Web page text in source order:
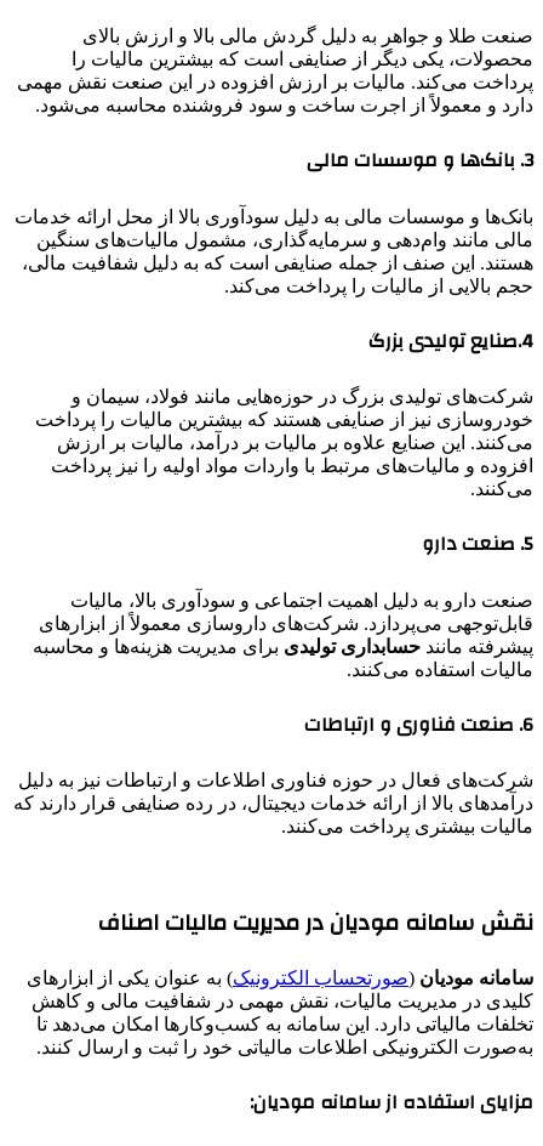
صنعت طلا و جواهر به دلیل گردش مالی بالا و ارزش بالای
محصولات، یکی دیگر از صنایفی است که بیشترین مالیات را
پرداخت می‌کند. مالیات بر ارزش افزوده در این صنعت نقش مهمی
دارد و معمولاً از اجرت ساخت و سود فروشنده محاسبه می‌شود.
3. بانک‌ها و موسسات مالی
بانک‌ها و موسسات مالی به دلیل سودآوری بالا از محل ارائه خدمات
مالی مانند وام‌دهی و سرمایه‌گذاری، مشمول مالیات‌های سنگین
هستند. این صنف از جمله صنایفی است که به دلیل شفافیت مالی،
حجم بالایی از مالیات را پرداخت می‌کند.
4.صنایع تولیدی بزرگ
شرکت‌های تولیدی بزرگ در حوزه‌هایی مانند فولاد، سیمان و
خودروسازی نیز از صنایفی هستند که بیشترین مالیات را پرداخت
می‌کنند. این صنایع علاوه بر مالیات بر درآمد، مالیات بر ارزش
افزوده و مالیات‌های مرتبط با واردات مواد اولیه را نیز پرداخت
می‌کنند.
5. صنعت دارو
صنعت دارو به دلیل اهمیت اجتماعی و سودآوری بالا، مالیات
قابل‌توجهی می‌پردازد. شرکت‌های داروسازی معمولاً از ابزارهای
پیشرفته مانند حسابداری تولیدی برای مدیریت هزینه‌ها و محاسبه
مالیات استفاده می‌کنند.
6. صنعت فناوری و ارتباطات
شرکت‌های فعال در حوزه فناوری اطلاعات و ارتباطات نیز به دلیل
درآمدهای بالا از ارائه خدمات دیجیتال، در رده صنایفی قرار دارند که
مالیات بیشتری پرداخت می‌کنند.
نقش سامانه مودیان در مدیریت مالیات اصناف
سامانه مودیان (صورتحساب الکترونیک) به عنوان یکی از ابزارهای
کلیدی در مدیریت مالیات، نقش مهمی در شفافیت مالی و کاهش
تخلفات مالیاتی دارد. این سامانه به کسب‌وکارها امکان می‌دهد تا
به‌صورت الکترونیکی اطلاعات مالیاتی خود را ثبت و ارسال کنند.
مزایای استفاده از سامانه مودیان: